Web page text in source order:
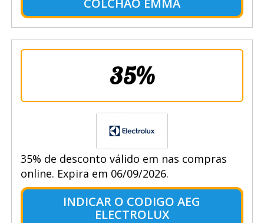
35%
35% de desconto válido em nas compras
online. Expira em 06/09/2026.
INDICAR O CODIGO AEG
ELECTROLUX